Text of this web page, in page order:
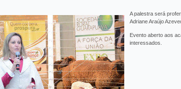
A palestra será
Adriane Araújo
Evento aberto aos
interessados.